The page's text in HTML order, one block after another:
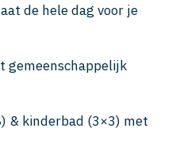
de hele dag voor je
gemeenschappelijk
& kinderbad (3×3) met